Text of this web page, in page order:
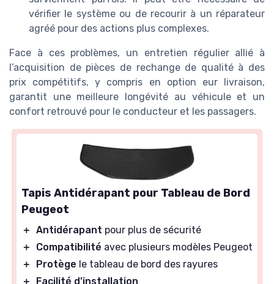
vérifier le système ou de recourir à un réparateur
agréé pour des actions plus complexes.
Face à ces problèmes, un entretien régulier allié à
l’acquisition de pièces de rechange de qualité à des
prix compétitifs, y compris en option eur livraison,
garantit une meilleure longévité au véhicule et un
confort retrouvé pour le conducteur et les passagers.
Tapis Antidérapant pour Tableau de Bord
Peugeot
＋ Antidérapant pour plus de sécurité
＋
Compatibilité avec plusieurs modèles Peugeot
＋
Protège le tableau de bord des rayures
＋
Facilité d'installation